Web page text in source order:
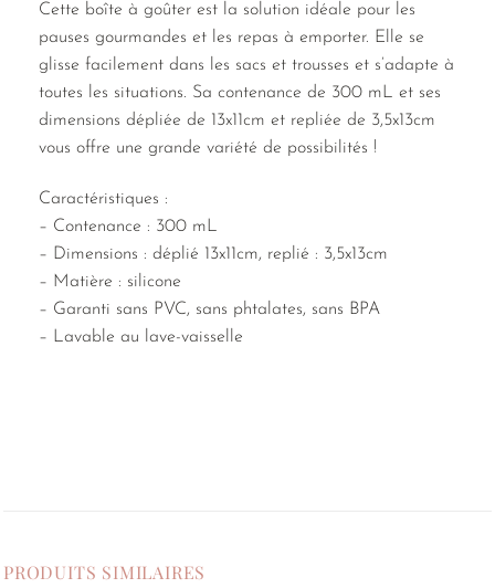
Cette boîte à goûter est la solution idéale pour les
pauses gourmandes et les repas à emporter. Elle se
glisse facilement dans les sacs et trousses et s’adapte à
toutes les situations. Sa contenance de 300 mL et ses
dimensions dépliée de 13x11cm et repliée de 3,5x13cm
vous offre une grande variété de possibilités !
Caractéristiques :
– Contenance : 300 mL
– Dimensions : déplié 13x11cm, replié : 3,5x13cm
– Matière : silicone
– Garanti sans PVC, sans phtalates, sans BPA
– Lavable au lave-vaisselle
PRODUITS SIMILAIRES